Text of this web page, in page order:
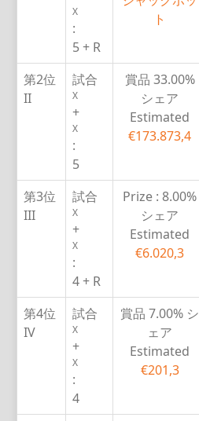
X
:
5 + R
ト
第2位
II
試合
X
+
X
:
5
賞品 33.00%
シェア
Estimated
€173.873,4
第3位
III
試合
X
+
X
:
4 + R
Prize : 8.00%
シェア
Estimated
€6.020,3
第4位
IV
試合
X
+
X
:
4
賞品 7.00% シ
ェア
Estimated
€201,3